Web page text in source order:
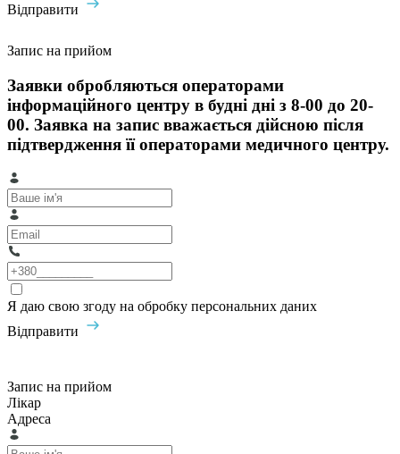
Відправити
Запис на прийом
Заявки обробляються операторами
інформаційного центру в будні дні з 8-00 до 20-
00. Заявка на запис вважається дійсною після
підтвердження її операторами медичного центру.
Я даю свою згоду на обробку персональних даних
Відправити
Запис на прийом
Лікар
Адреса